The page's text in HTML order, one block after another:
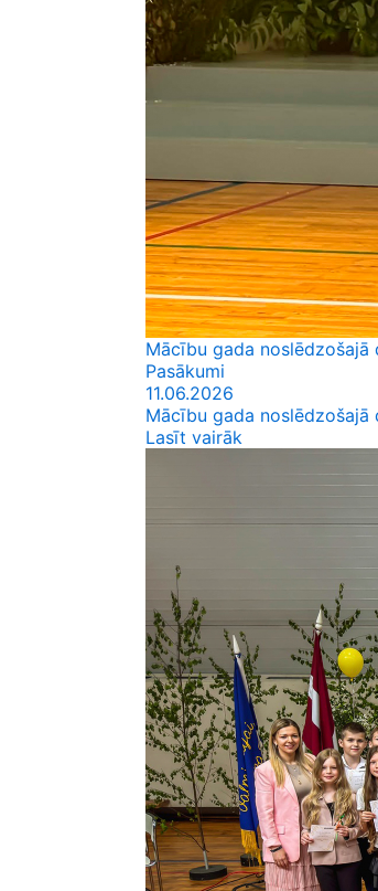
Mācību gada noslēdzošajā
Pasākumi
11.06.2026
Mācību gada noslēdzošajā
Lasīt vairāk